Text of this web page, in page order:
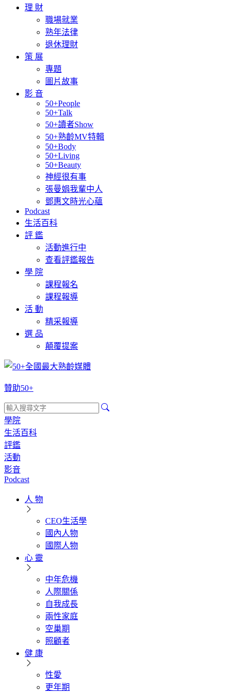
理 財
職場就業
熟年法律
退休理財
策 展
專題
圖片故事
影 音
50+People
50+Talk
50+讀者Show
50+熟齡MV特輯
50+Body
50+Living
50+Beauty
神經很有事
張曼娟我輩中人
鄧惠文時光心蘊
Podcast
生活百科
評 鑑
活動進行中
查看評鑑報告
學 院
課程報名
課程報導
活 動
精采報導
選 品
顛覆提案
贊助50+
學院
生活百科
評鑑
活動
影音
Podcast
人 物
CEO生活學
國內人物
國際人物
心 靈
中年危機
人際關係
自我成長
兩性家庭
空巢期
照顧者
健 康
性愛
更年期